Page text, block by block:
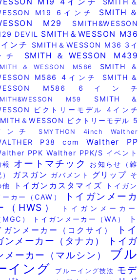
SMITH＆
M19 6インチ SMITH＆
M29
SMITH&WESSON
DEVIL SMITH＆WESSON M36
ンチ
SMITH＆WESSON M36 3イ
チ SMITH＆WESSON M439
＆WESSON M586 SMITH＆
M586 4インチ SMITH＆
M586 6インチ
M59 SMITH＆
ビクトリーモデル 4インチ
＆WESSON ビクトリーモデル 5
ンチ
SMYTHON 4inch Walther
P38 com Walther PP
PPK Walther PPK/S イベント
報 オートマチック
お知らせ（雑
）
ガスガン ガバメント グリップ そ
他
トイガンカスタマイズ
トイガン
ーカー（CAW）
トイガンメーカ
（HWS）
トイガンメーカー
MGC）
トイガンメーカー（WA）
ト
ガンメーカー（コクサイ）
トイ
ンメーカー（タナカ）
トイガ
メーカー（マルシン） ブル
イング
ブルーイング技法 モデ